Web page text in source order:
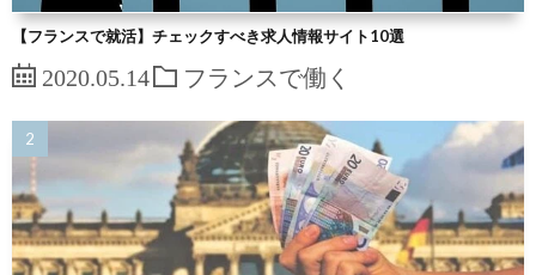
【フランスで就活】チェックすべき求人情報サイト10選
2020.05.14 フランスで働く